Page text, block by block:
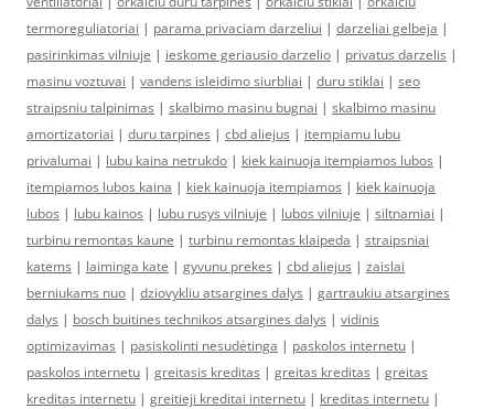
termoreguliatoriai | parama privaciam darzeliui | darzeliai gelbeja |
pasirinkimas vilniuje | ieskome geriausio darzelio | privatus darzelis |
masinu voztuvai | vandens isleidimo siurbliai | duru stiklai | seo
straipsniu talpinimas | skalbimo masinu bugnai | skalbimo masinu
amortizatoriai | duru tarpines | cbd aliejus | itempiamu lubu
privalumai | lubu kaina netrukdo | kiek kainuoja itempiamos lubos |
itempiamos lubos kaina | kiek kainuoja itempiamos | kiek kainuoja
lubos | lubu kainos | lubu rusys vilniuje | lubos vilniuje | siltnamiai |
turbinu remontas kaune | turbinu remontas klaipeda | straipsniai
katems | laiminga kate | gyvunu prekes | cbd aliejus | zaislai
berniukams nuo | dziovykliu atsargines dalys | gartraukiu atsargines
dalys | bosch buitines technikos atsargines dalys | vidinis
optimizavimas | pasiskolinti nesudėtinga | paskolos internetu |
paskolos internetu | greitasis kreditas | greitas kreditas | greitas
kreditas internetu | greitieji kreditai internetu | kreditas internetu |